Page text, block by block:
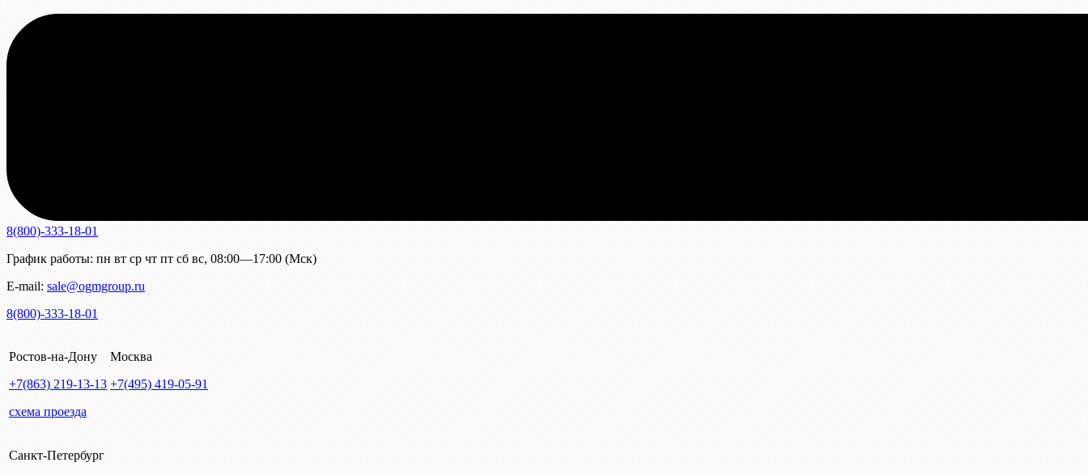
8(800)-333-18-01
График работы: пн вт ср чт пт сб вс, 08:00—17:00 (Мск)
E-mail: sale@ogmgroup.ru
8(800)-333-18-01
Ростов-на-Дону
+7(863) 219-13-13
схема проезда
Москва
+7(495) 419-05-91
Санкт-Петербург